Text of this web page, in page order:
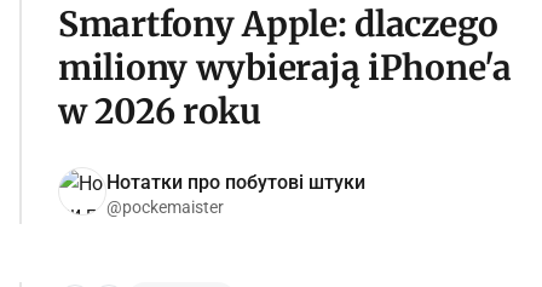
Smartfony Apple: dlaczego
miliony wybierają iPhone'a
w 2026 roku
Нотатки про побутові штуки
@pockemaister